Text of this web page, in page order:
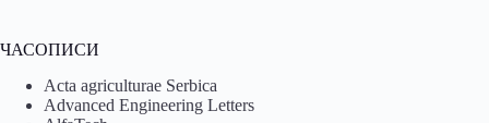
ЧАСОПИСИ
Acta agriculturae Serbica
Advanced Engineering Letters